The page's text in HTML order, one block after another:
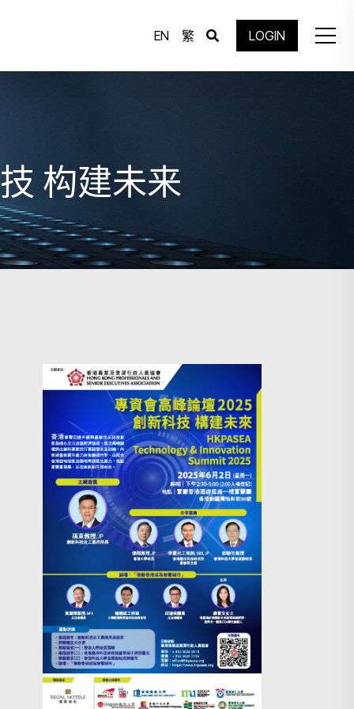
EN 繁 LOGIN
构建未来